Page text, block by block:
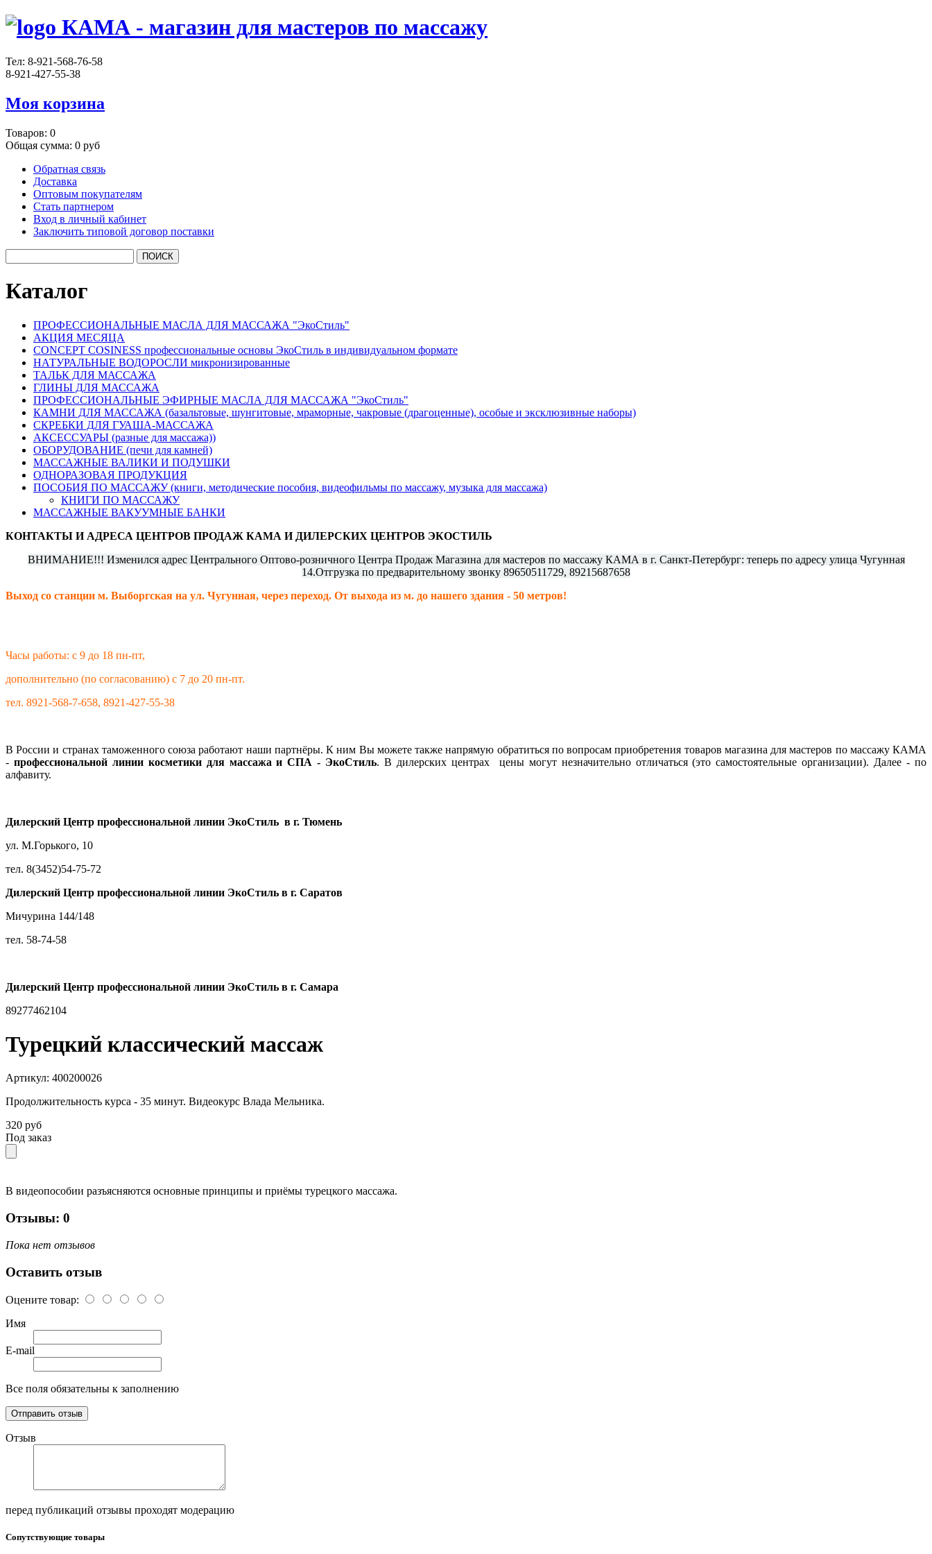
КАМА - магазин для мастеров по массажу
Тел: 8-921-568-76-58
8-921-427-55-38
Моя корзина
Товаров: 0
Общая сумма: 0 руб
Обратная связь
Доставка
Оптовым покупателям
Стать партнером
Вход в личный кабинет
Заключить типовой договор поставки
Каталог
ПРОФЕССИОНАЛЬНЫЕ МАСЛА ДЛЯ МАССАЖА "ЭкоСтиль"
АКЦИЯ МЕСЯЦА
CONCEPT COSINESS профессиональные основы ЭкоСтиль в индивидуальном формате
НАТУРАЛЬНЫЕ ВОДОРОСЛИ микронизированные
ТАЛЬК ДЛЯ МАССАЖА
ГЛИНЫ ДЛЯ МАССАЖА
ПРОФЕССИОНАЛЬНЫЕ ЭФИРНЫЕ МАСЛА ДЛЯ МАССАЖА "ЭкоСтиль"
КАМНИ ДЛЯ МАССАЖА (базальтовые, шунгитовые, мраморные, чакровые (драгоценные), особые и эксклюзивные наборы)
СКРЕБКИ ДЛЯ ГУАША-МАССАЖА
АКСЕССУАРЫ (разные для массажа))
ОБОРУДОВАНИЕ (печи для камней)
МАССАЖНЫЕ ВАЛИКИ И ПОДУШКИ
ОДНОРАЗОВАЯ ПРОДУКЦИЯ
ПОСОБИЯ ПО МАССАЖУ (книги, методические пособия, видеофильмы по массажу, музыка для массажа)
КНИГИ ПО МАССАЖУ
МАССАЖНЫЕ ВАКУУМНЫЕ БАНКИ
КОНТАКТЫ И АДРЕСА ЦЕНТРОВ ПРОДАЖ КАМА И ДИЛЕРСКИХ ЦЕНТРОВ ЭКОСТИЛЬ
ВНИМАНИЕ!!! Изменился адрес Центрального Оптово-розничного Центра Продаж Магазина для мастеров по массажу КАМА в г. Санкт-Петербург: теперь по адресу улица Чугунная
14.Отгрузка по предварительному звонку 89650511729, 89215687658
Выход со станции м. Выборгская на ул. Чугунная, через переход. От выхода из м. до нашего здания - 50 метров!
Часы работы: с 9 до 18 пн-пт,
дополнительно (по согласованию) с 7 до 20 пн-пт.
тел. 8921-568-7-658, 8921-427-55-38
В России и странах таможенного союза работают наши партнёры. К ним Вы можете также напрямую обратиться по вопросам приобретения товаров магазина для мастеров по массажу КАМА
- профессиональной линии косметики для массажа и СПА - ЭкоСтиль. В дилерских центрах цены могут незначительно отличаться (это самостоятельные организации). Далее - по
алфавиту.
Дилерский Центр профессиональной линии ЭкоСтиль в г. Тюмень
ул. М.Горького, 10
тел. 8(3452)54-75-72
Дилерский Центр профессиональной линии ЭкоСтиль в г. Саратов
Мичурина 144/148
тел. 58-74-58
Дилерский Центр профессиональной линии ЭкоСтиль в г. Самара
89277462104
Турецкий классический массаж
Артикул: 400200026
Продолжительность курса - 35 минут. Видеокурс Влада Мельника.
320 руб
Под заказ
В видеопособии разъясняются основные принципы и приёмы турецкого массажа.
Отзывы: 0
Пока нет отзывов
Оставить отзыв
Оцените товар:
Имя
E-mail
Все поля обязательны к заполнению
Отзыв
перед публикаций отзывы проходят модерацию
Сопутствующие товары